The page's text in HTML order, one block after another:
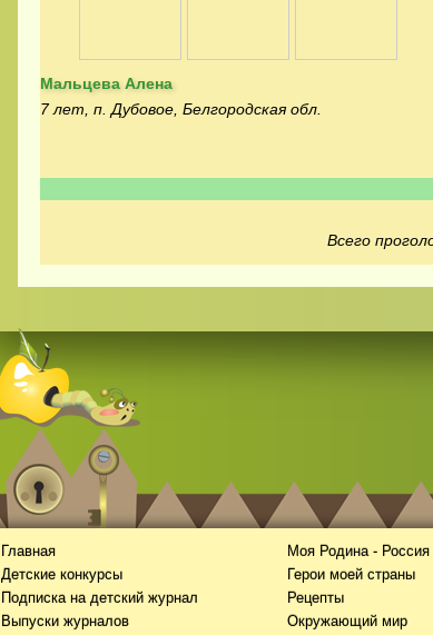
Мальцева Алена
7 лет, п. Дубовое, Белгородская обл.
Всего
Главная
Детские конкурсы
Подписка на детский журнал
Выпуски журналов
Моя Родина - Россия
Герои моей страны
Рецепты
Окружающий мир